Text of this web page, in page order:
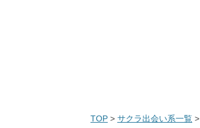
TOP > サクラ出会い系一覧 >